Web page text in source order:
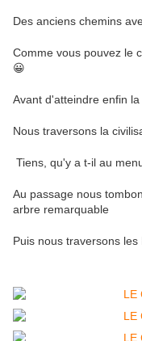
Des anciens chemins
Comme vous pouvez le
😀
Avant d'atteindre enfin la
Nous traversons la
Tiens, qu'y a t-il au
Au passage nous
arbre remarquable
Puis nous traversons les